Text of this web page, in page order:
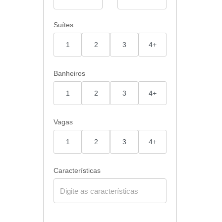
Suítes
1 2 3 4+
Banheiros
1 2 3 4+
Vagas
1 2 3 4+
Características